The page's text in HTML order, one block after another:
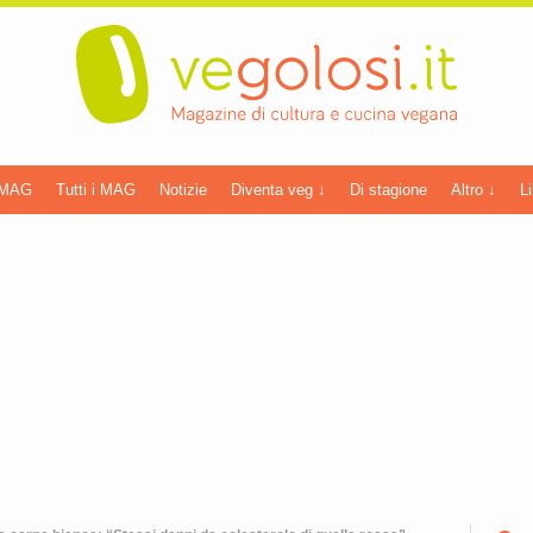
Tutti i MAG Notizie Diventa veg ↓ Di stagione Altro ↓